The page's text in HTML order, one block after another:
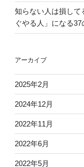
知らない人は損して
ぐやる人」になる
アーカイブ
2025年2月
2024年12月
2022年11月
2022年6月
2022年5月